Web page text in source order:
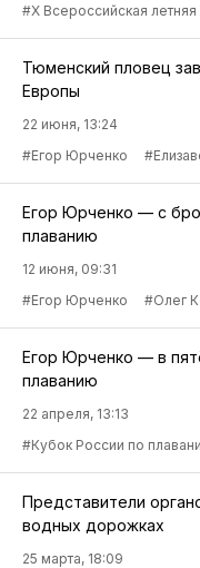
#X Всероссийская
Тюменский пловец
Европы
22 июня, 13:24
#Егор Юрченко
Егор Юрченко — с
плаванию
12 июня, 09:31
#Егор Юрченко
#Олег
Егор Юрченко — в
плаванию
22 апреля, 13:13
#Кубок России по
Представители
водных дорожках
25 марта, 18:09